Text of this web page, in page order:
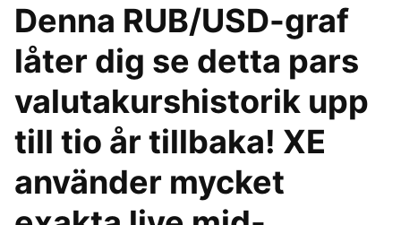
Denna RUB/USD-graf
låter dig se detta pars
valutakurshistorik upp
till tio år tillbaka! XE
använder mycket